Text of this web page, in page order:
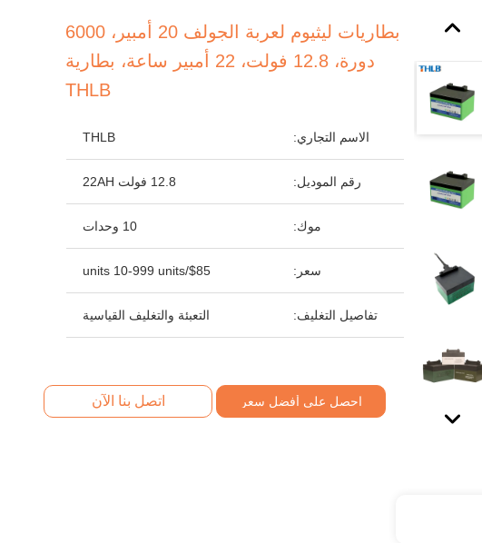
بطاريات ليثيوم لعربة الجولف 20 أمبير، 6000
دورة، 12.8 فولت، 22 أمبير ساعة، بطارية
THLB
الاسم التجاري: THLB
رقم الموديل: 12.8 فولت 22AH
موك: 10 وحدات
سعر: $85/units 10-999 units
تفاصيل التغليف: التعبئة والتغليف القياسية
احصل على أفضل سعر اتصل بنا الآن